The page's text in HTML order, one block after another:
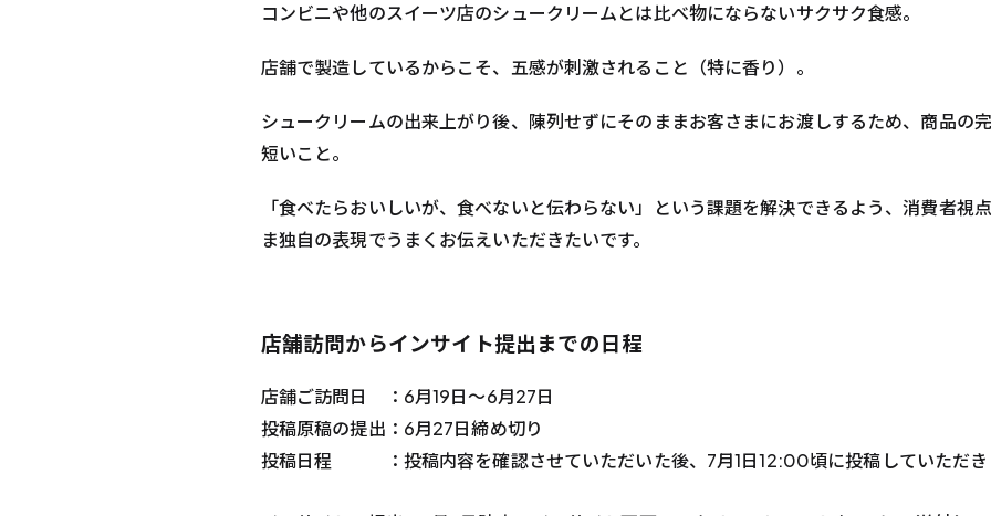
コンビニや他のスイーツ店のシュークリームとは比べ物にならないサクサク食感。
店舗で製造しているからこそ、五感が刺激されること（特に香り）。
シュークリームの出来上がり後、陳列せずにそのままお客さまにお渡しするため、商品の
短いこと。
「食べたらおいしいが、食べないと伝わらない」という課題を解決できるよう、消費者視
ま独自の表現でうまくお伝えいただきたいです。
店舗訪問からインサイト提出までの日程
店舗ご訪問日 ：6月19日〜6月27日
投稿原稿の提出：6月27日締め切り
投稿日程 ：投稿内容を確認させていただいた後、7月1日12:00頃に投稿していただき